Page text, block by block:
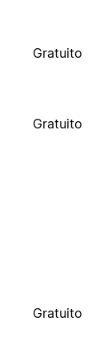
Gratuito
Gratuito
Gratuito